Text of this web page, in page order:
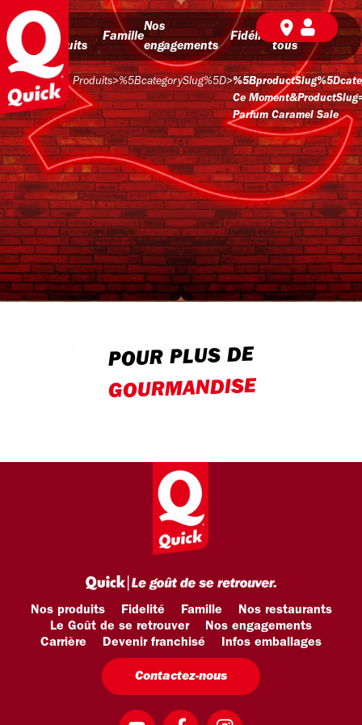
Nos
produits
Famille
Nos
engagements
Fidélité
BD pour
tous
Produits>%5BcategorySlug%5D>
Ce
Parfum Caramel Sale
POUR PLUS DE
GOURMANDISE
Nos produits Fidelité Famille
Nos restaurants
Le Goût de se retrouver
Nos engagements
Carrière
Devenir franchisé Infos emballages
Contactez-nous